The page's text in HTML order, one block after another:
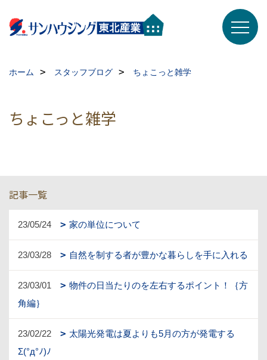
ホーム スタッフブログ ちょこっと雑学
ちょこっと雑学
記事一覧
23/05/24 家の単位について
23/03/28 自然を制する者が豊かな暮らしを手に入れる
23/03/01
物件の日当たりのを左右するポイント！｛方
角編｝
23/02/22
太陽光発電は夏よりも5月の方が発電する
Σ(°д°ﾉ)ﾉ